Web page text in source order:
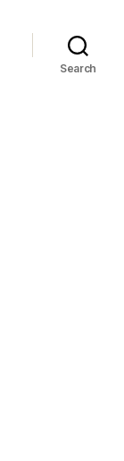
Search